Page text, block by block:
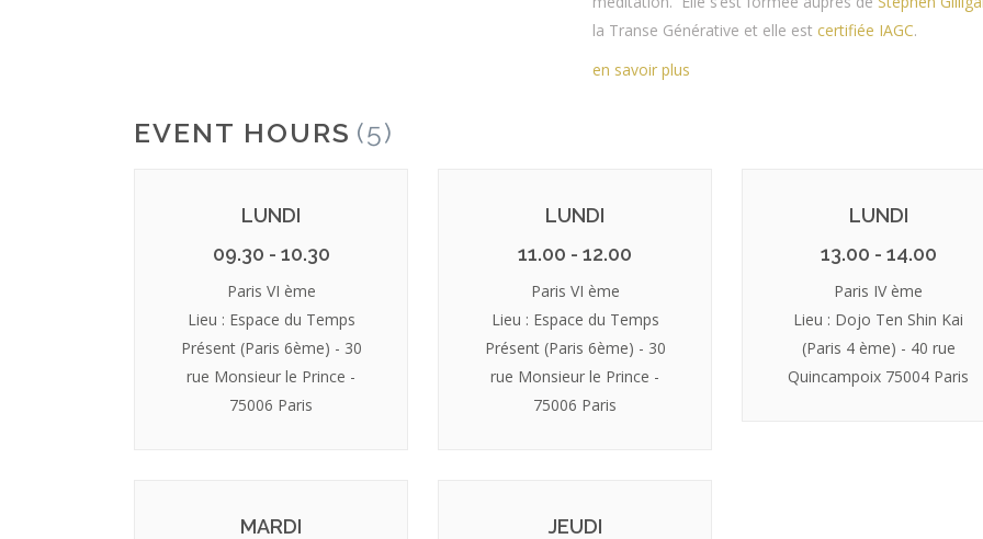
la Transe Générative et elle est certifiée IAGC.
en savoir plus
EVENT HOURS (5)
LUNDI
09.30 - 10.30
Paris VI ème
Lieu : Espace du Temps
Présent (Paris 6ème) - 30
rue Monsieur le Prince -
75006 Paris
LUNDI
11.00 - 12.00
Paris VI ème
Lieu : Espace du Temps
Présent (Paris 6ème) - 30
rue Monsieur le Prince -
75006 Paris
LUNDI
13.00 - 14.00
Paris IV ème
Lieu : Dojo Ten Shin Kai
(Paris 4 ème) - 40 rue
Quincampoix 75004 Paris
MARDI
JEUDI